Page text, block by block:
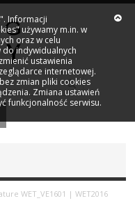
WET_VE1601 | WET2016
Informacji
używamy m.in. w
oraz w celu
indywidualnych
ustawienia
internetowej.
zmian pliki cookies
Zmiana ustawień
funkcjonalność serwisu.